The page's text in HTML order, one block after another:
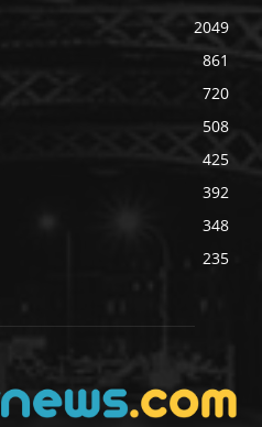
2049
861
720
508
425
392
348
235